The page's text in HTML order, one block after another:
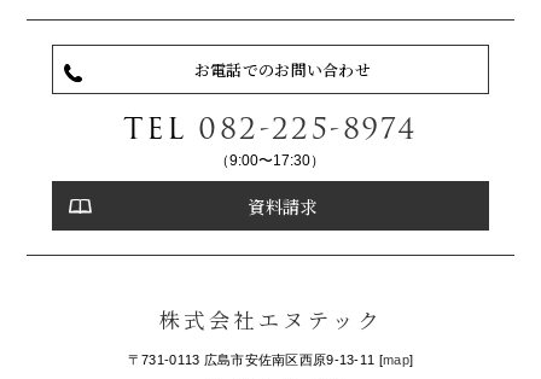
お電話でのお問い合わせ
TEL 082-225-8974
（9:00〜17:30）
資料請求
株式会社エヌテック
〒731-0113 広島市安佐南区西原9-13-11 [map]